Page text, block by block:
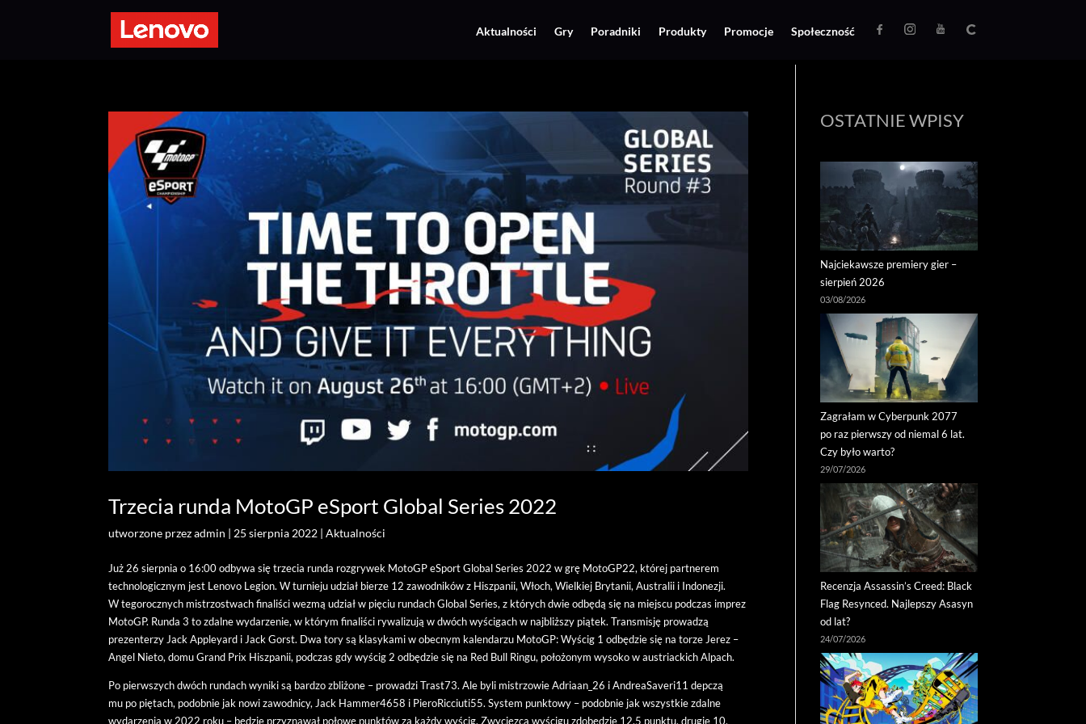
Aktualności Gry Poradniki Produkty Promocje Społeczność
Trzecia runda MotoGP eSport Global Series 2022
utworzone przezadmin | 25 sierpnia 2022 |Aktualności
Już 26 sierpnia o 16:00 odbywa się trzecia runda rozgrywek MotoGP eSport Global Series 2022 w grę MotoGP22, której partnerem
technologicznym jest Lenovo Legion. W turnieju udział bierze 12 zawodników z Hiszpanii, Włoch, Wielkiej Brytanii, Australii i Indonezji.
W tegorocznych mistrzostwach finaliści wezmą udział w pięciu rundach Global Series, z których dwie odbędą się na miejscu podczas imprez
MotoGP. Runda 3 to zdalne wydarzenie, w którym finaliści rywalizują w dwóch wyścigach w najbliższy piątek. Transmisję prowadzą
prezenterzy Jack Appleyard i Jack Gorst. Dwa tory są klasykami w obecnym kalendarzu MotoGP: Wyścig 1 odbędzie się na torze Jerez –
Angel Nieto, domu Grand Prix Hiszpanii, podczas gdy wyścig 2 odbędzie się na Red Bull Ringu, położonym wysoko w austriackich Alpach.
Po pierwszych dwóch rundach wyniki są bardzo zbliżone – prowadzi Trast73. Ale byli mistrzowie Adriaan_26 i AndreaSaveri11 depczą
mu po piętach, podobnie jak nowi zawodnicy, Jack Hammer4658 i PieroRicciuti55. System punktowy – podobnie jak wszystkie zdalne
wydarzenia w 2022 roku – będzie przyznawał połowę punktów za każdy wyścig. Zwycięzca wyścigu zdobędzie 12,5 punktu, drugie 10,
OSTATNIE WPISY
Najciekawsze premiery gier –
sierpień 2026
03/08/2026
Zagrałam w Cyberpunk 2077
po raz pierwszy od niemal 6 lat.
Czy było warto?
29/07/2026
Recenzja Assassin’s Creed: Black
Flag Resynced. Najlepszy Asasyn
od lat?
24/07/2026